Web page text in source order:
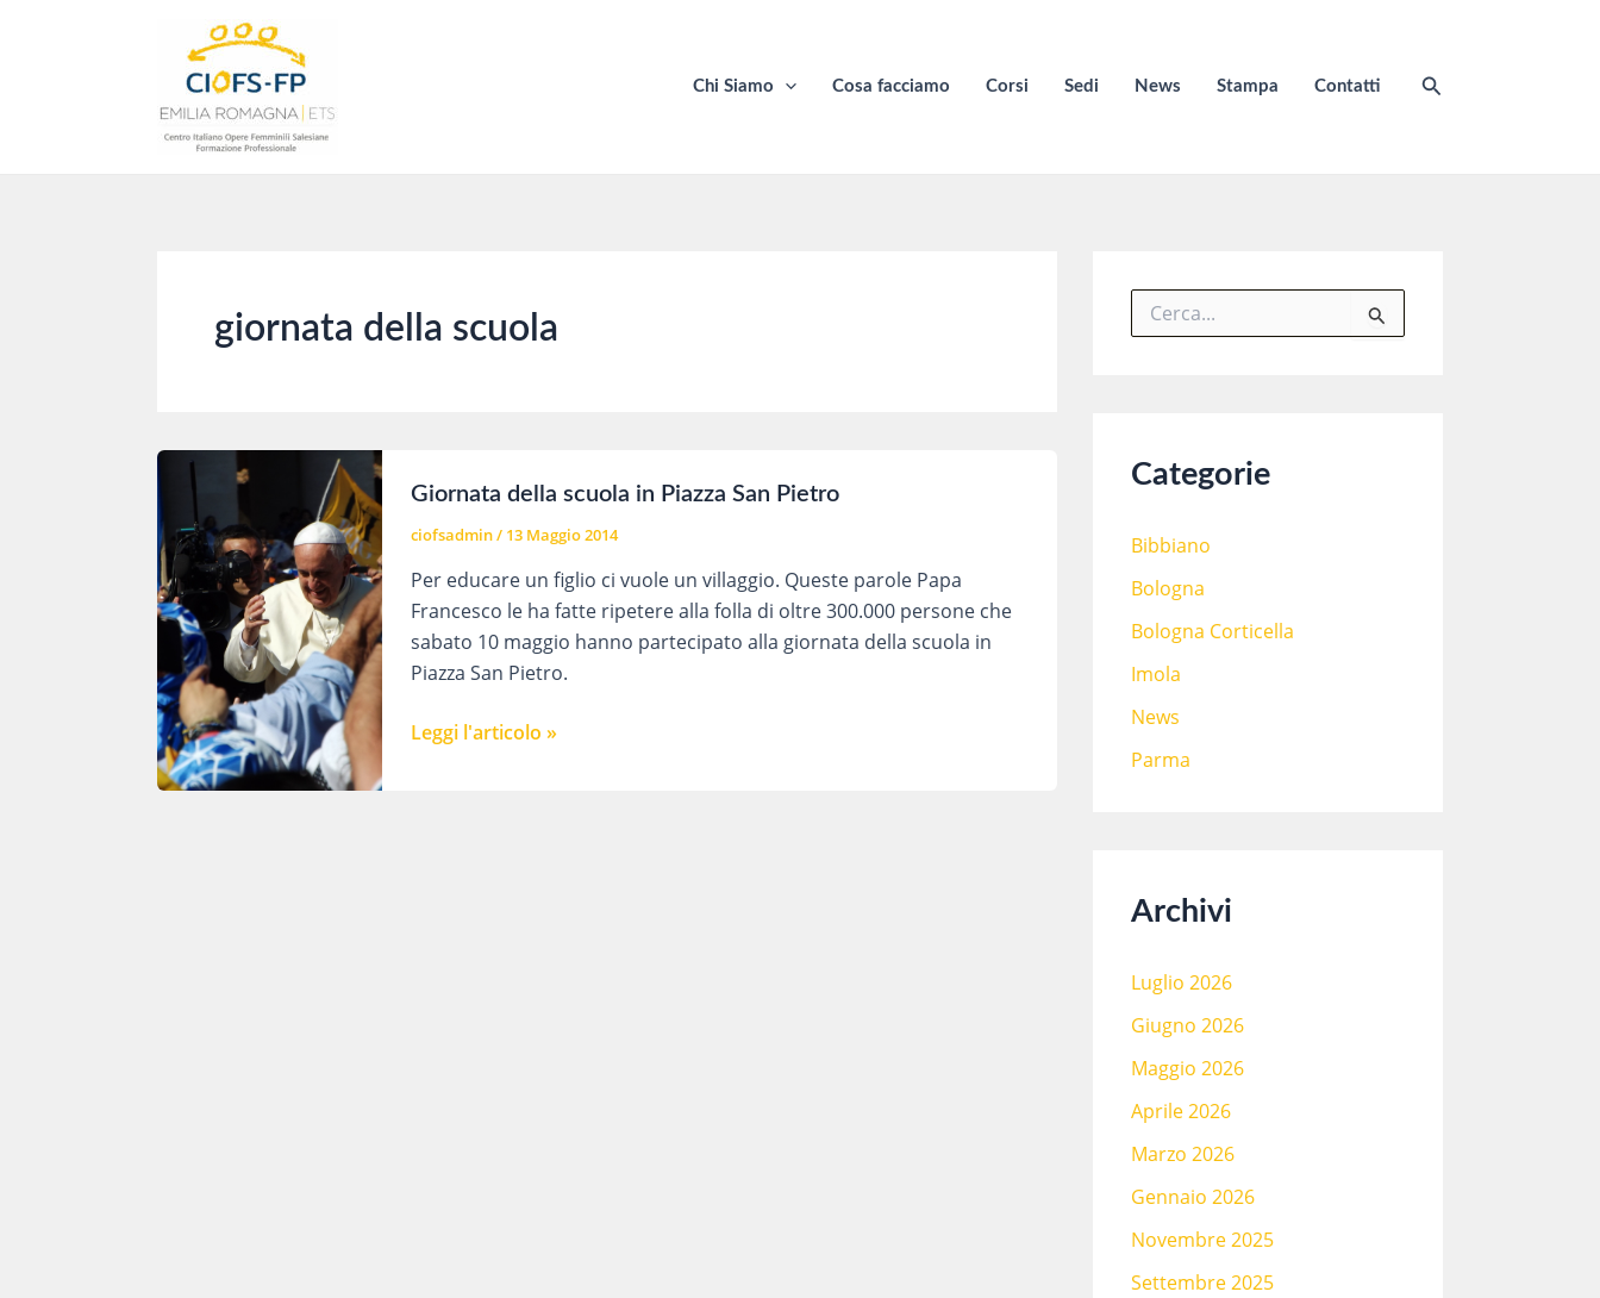
Chi Siamo Cosa facciamo Corsi Sedi News Stampa Contatti Cerca
giornata della scuola
Giornata della scuola in Piazza San Pietro
ciofsadmin/ 13 Maggio 2014
Per educare un figlio ci vuole un villaggio. Queste parole Papa
Francesco le ha fatte ripetere alla folla di oltre 300.000 persone che
sabato 10 maggio hanno partecipato alla giornata della scuola in
Piazza San Pietro.
Giornata
Leggi l'articolo »
C
Categorie
Bibbiano
Bologna
Bologna Corticella
Imola
News
Parma
Archivi
Luglio 2026
Giugno 2026
Maggio 2026
Aprile 2026
Marzo 2026
Gennaio 2026
Novembre 2025
Settembre 2025